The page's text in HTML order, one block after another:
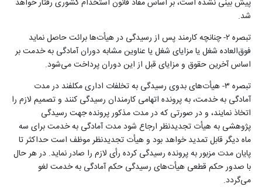
شد.
تبصره ۲- چنانچه کارمند پس از رسیدگی در هیأت‌ها برائت حاصل نماید
‌فوق‌العاده شغل یا مزایای شغل یا عناوین مشابه دوران آمادگی به خدمت بر
اساس آخرین حقوق و مزایای قبل از این دوران پرداخت می‌شود.
تبصره ۳- هیأت‌های بدوی رسیدگی به تخلفات اداری مکلفند در مدت
آمادگی به خدمت، به پرونده اتهامی کارمندان رسیدگی کنند و تصمیم لازم را
اتخاذ نمایند، و در صورتی که در مدت مذکور پرونده جهت رسیدگی
پژوهشی به هیأت ‌‌تجدیدنظر ارجاع شود مدت آمادگی به خدمت برای سه
ماه دیگر قابل تمدید خواهد بود و هیأت ‌‌تجدیدنظر موظف است حداکثر تا
پایان مدت مزبور به پرونده رسیدگی کرده‌ رأی لازم را صادر نماید. در هر حال
با صدور حکم قطعی هیأت‌های رسیدگی حکم آمادگی به خدمت لغو
می‌گردد.